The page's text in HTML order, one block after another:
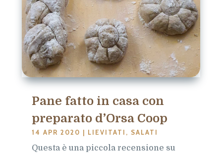
Pane fatto in casa con
preparato d’Orsa Coop
14 APR 2020 | LIEVITATI , SALATI
Questa è una piccola recensione su